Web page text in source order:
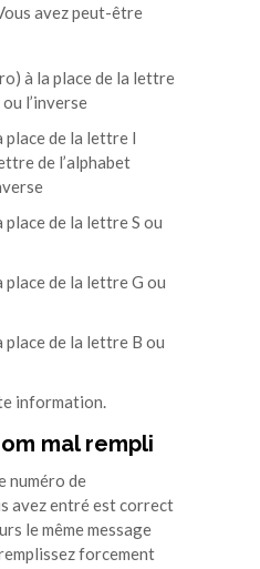
avez peut-être
à la place de la lettre
l’inverse
place de la lettre I
de l’alphabet
place de la lettre S ou
place de la lettre G ou
place de la lettre B ou
information.
mal rempli
numéro de
avez entré est correct
le même message
forcement